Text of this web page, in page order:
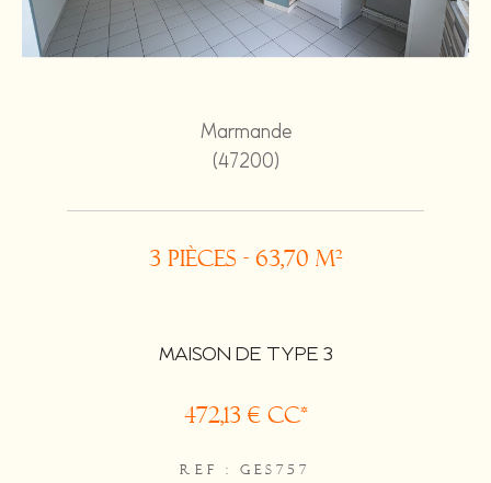
Marmande
(47200)
3 pièces - 63,70 m²
MAISON DE TYPE 3
472,13 € CC*
REF : GES757